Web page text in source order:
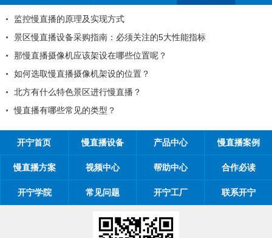
察深圳开宁厂家
动节放假通知
置对观看体验有影响吗
一封信
景区慢直播设备采
开宁首页 慢直播设备 产品中心 慢直播案例
慢直播方案 视频中心 帮助中心 合作必读
开宁学院 常见问题 开宁工厂 联系开宁